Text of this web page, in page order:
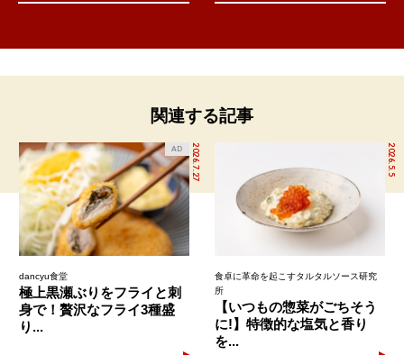
関連する記事
2026.7.27
AD
dancyu食堂
極上黒瀬ぶりをフライと刺
身で！贅沢なフライ3種盛
り...
2026.5.5
食卓に革命を起こすタルタルソース研究
所
【いつもの惣菜がごちそう
に!】特徴的な塩気と香り
を...